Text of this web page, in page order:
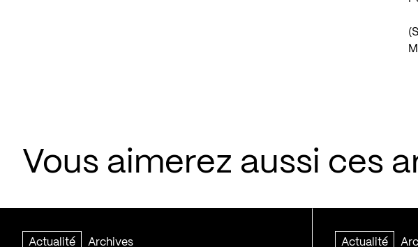
Vous aimerez aussi ces
Actualité Archives Actualité